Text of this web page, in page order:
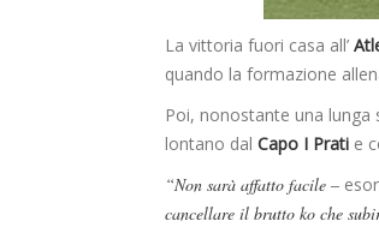
La vittoria fuori casa all’
quando la formazione
Poi, nonostante una
lontano dal Capo I Prati e
“Non sarà affatto facile –
cancellare il brutto ko che